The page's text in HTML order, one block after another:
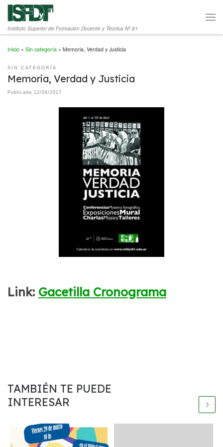
Saltar al contenido
Instituto Superior de Formación Docente y Técnica Nº 81
Inicio » Sin categoría » Memoria, Verdad y Justicia
SIN CATEGORÍA
Memoria, Verdad y Justicia
Publicada 12/04/2017
Link: Gacetilla Cronograma
TAMBIÉN TE PUEDE
INTERESAR